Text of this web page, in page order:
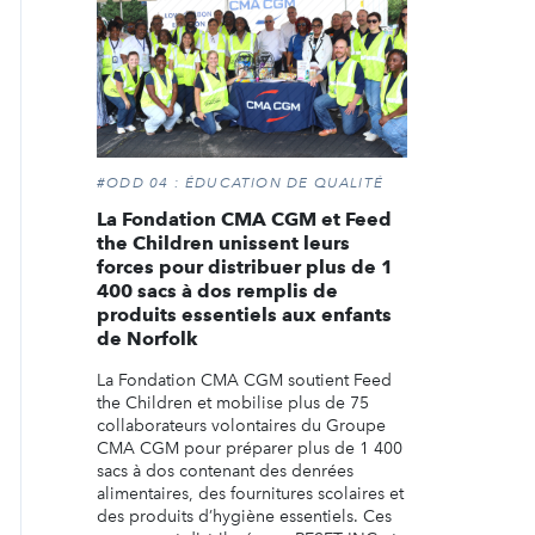
#ODD 04 : ÉDUCATION DE QUALITÉ
La Fondation CMA CGM et Feed
the Children unissent leurs
forces pour distribuer plus de 1
400 sacs à dos remplis de
produits essentiels aux enfants
de Norfolk
La Fondation CMA CGM soutient Feed
the Children et mobilise plus de 75
collaborateurs volontaires du Groupe
CMA CGM pour préparer plus de 1 400
sacs à dos contenant des denrées
alimentaires, des fournitures scolaires et
des produits d’hygiène essentiels. Ces